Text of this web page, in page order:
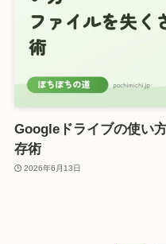
Googleドライブの使い
存術
2026年6月13日